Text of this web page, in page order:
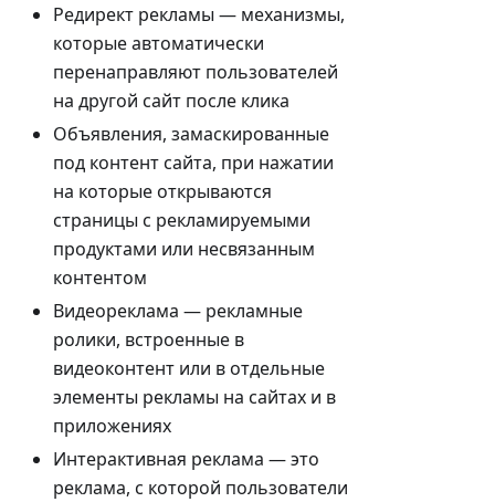
Редирект рекламы — механизмы,
которые автоматически
перенаправляют пользователей
на другой сайт после клика
Объявления, замаскированные
под контент сайта, при нажатии
на которые открываются
страницы с рекламируемыми
продуктами или несвязанным
контентом
Видеореклама — рекламные
ролики, встроенные в
видеоконтент или в отдельные
элементы рекламы на сайтах и в
приложениях
Интерактивная реклама — это
реклама, с которой пользователи